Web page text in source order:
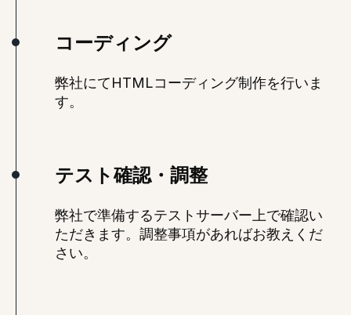
コーディング
弊社にてHTMLコーディング制作を行いま
す。
テスト確認・調整
弊社で準備するテストサーバー上で確認い
ただきます。調整事項があればお教えくだ
さい。